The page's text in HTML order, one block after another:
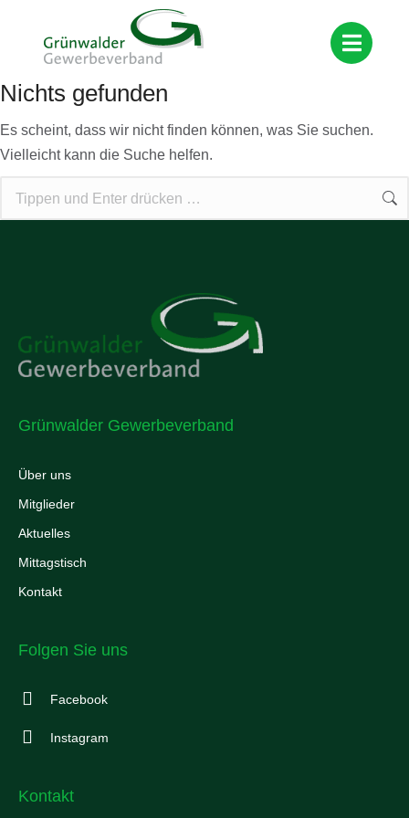
Nichts gefunden
Es scheint, dass wir nicht finden können, was Sie suchen.
Vielleicht kann die Suche helfen.
Grünwalder Gewerbeverband
Über uns
Mitglieder
Aktuelles
Mittagstisch
Kontakt
Folgen Sie uns
Facebook
Instagram
Kontakt